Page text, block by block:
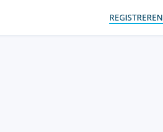
REGISTREREN